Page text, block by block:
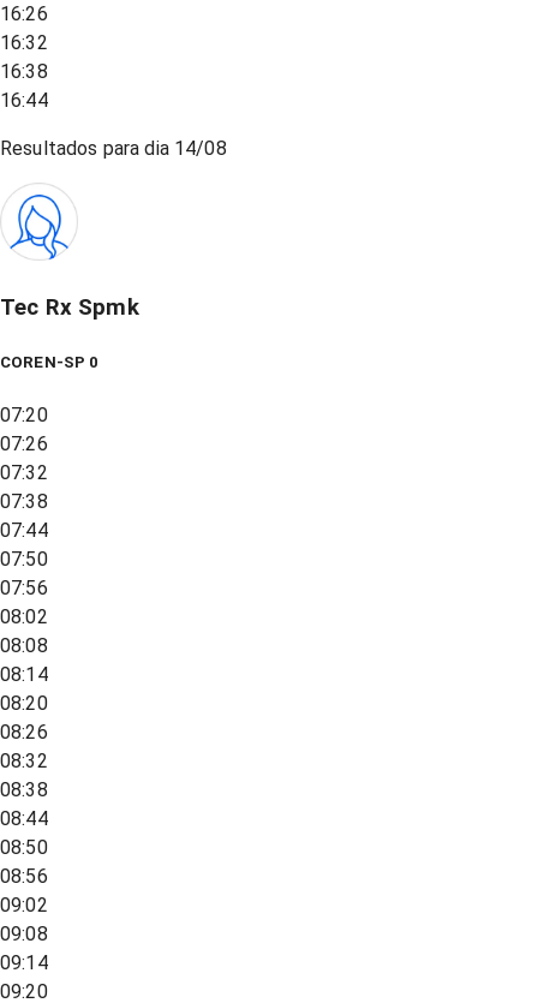
16:26
16:32
16:38
16:44
Resultados para dia 14/08
Tec Rx Spmk
COREN-SP 0
07:20
07:26
07:32
07:38
07:44
07:50
07:56
08:02
08:08
08:14
08:20
08:26
08:32
08:38
08:44
08:50
08:56
09:02
09:08
09:14
09:20